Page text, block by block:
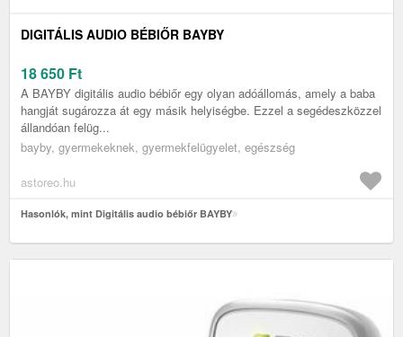
DIGITÁLIS AUDIO BÉBIŐR BAYBY
18 650 Ft
A BAYBY digitális audio bébiőr egy olyan adóállomás, amely a baba
hangját sugározza át egy másik helyiségbe. Ezzel a segédeszközzel
állandóan felüg...
bayby, gyermekeknek, gyermekfelügyelet, egészség
astoreo.hu
Hasonlók, mint Digitális audio bébiőr BAYBY